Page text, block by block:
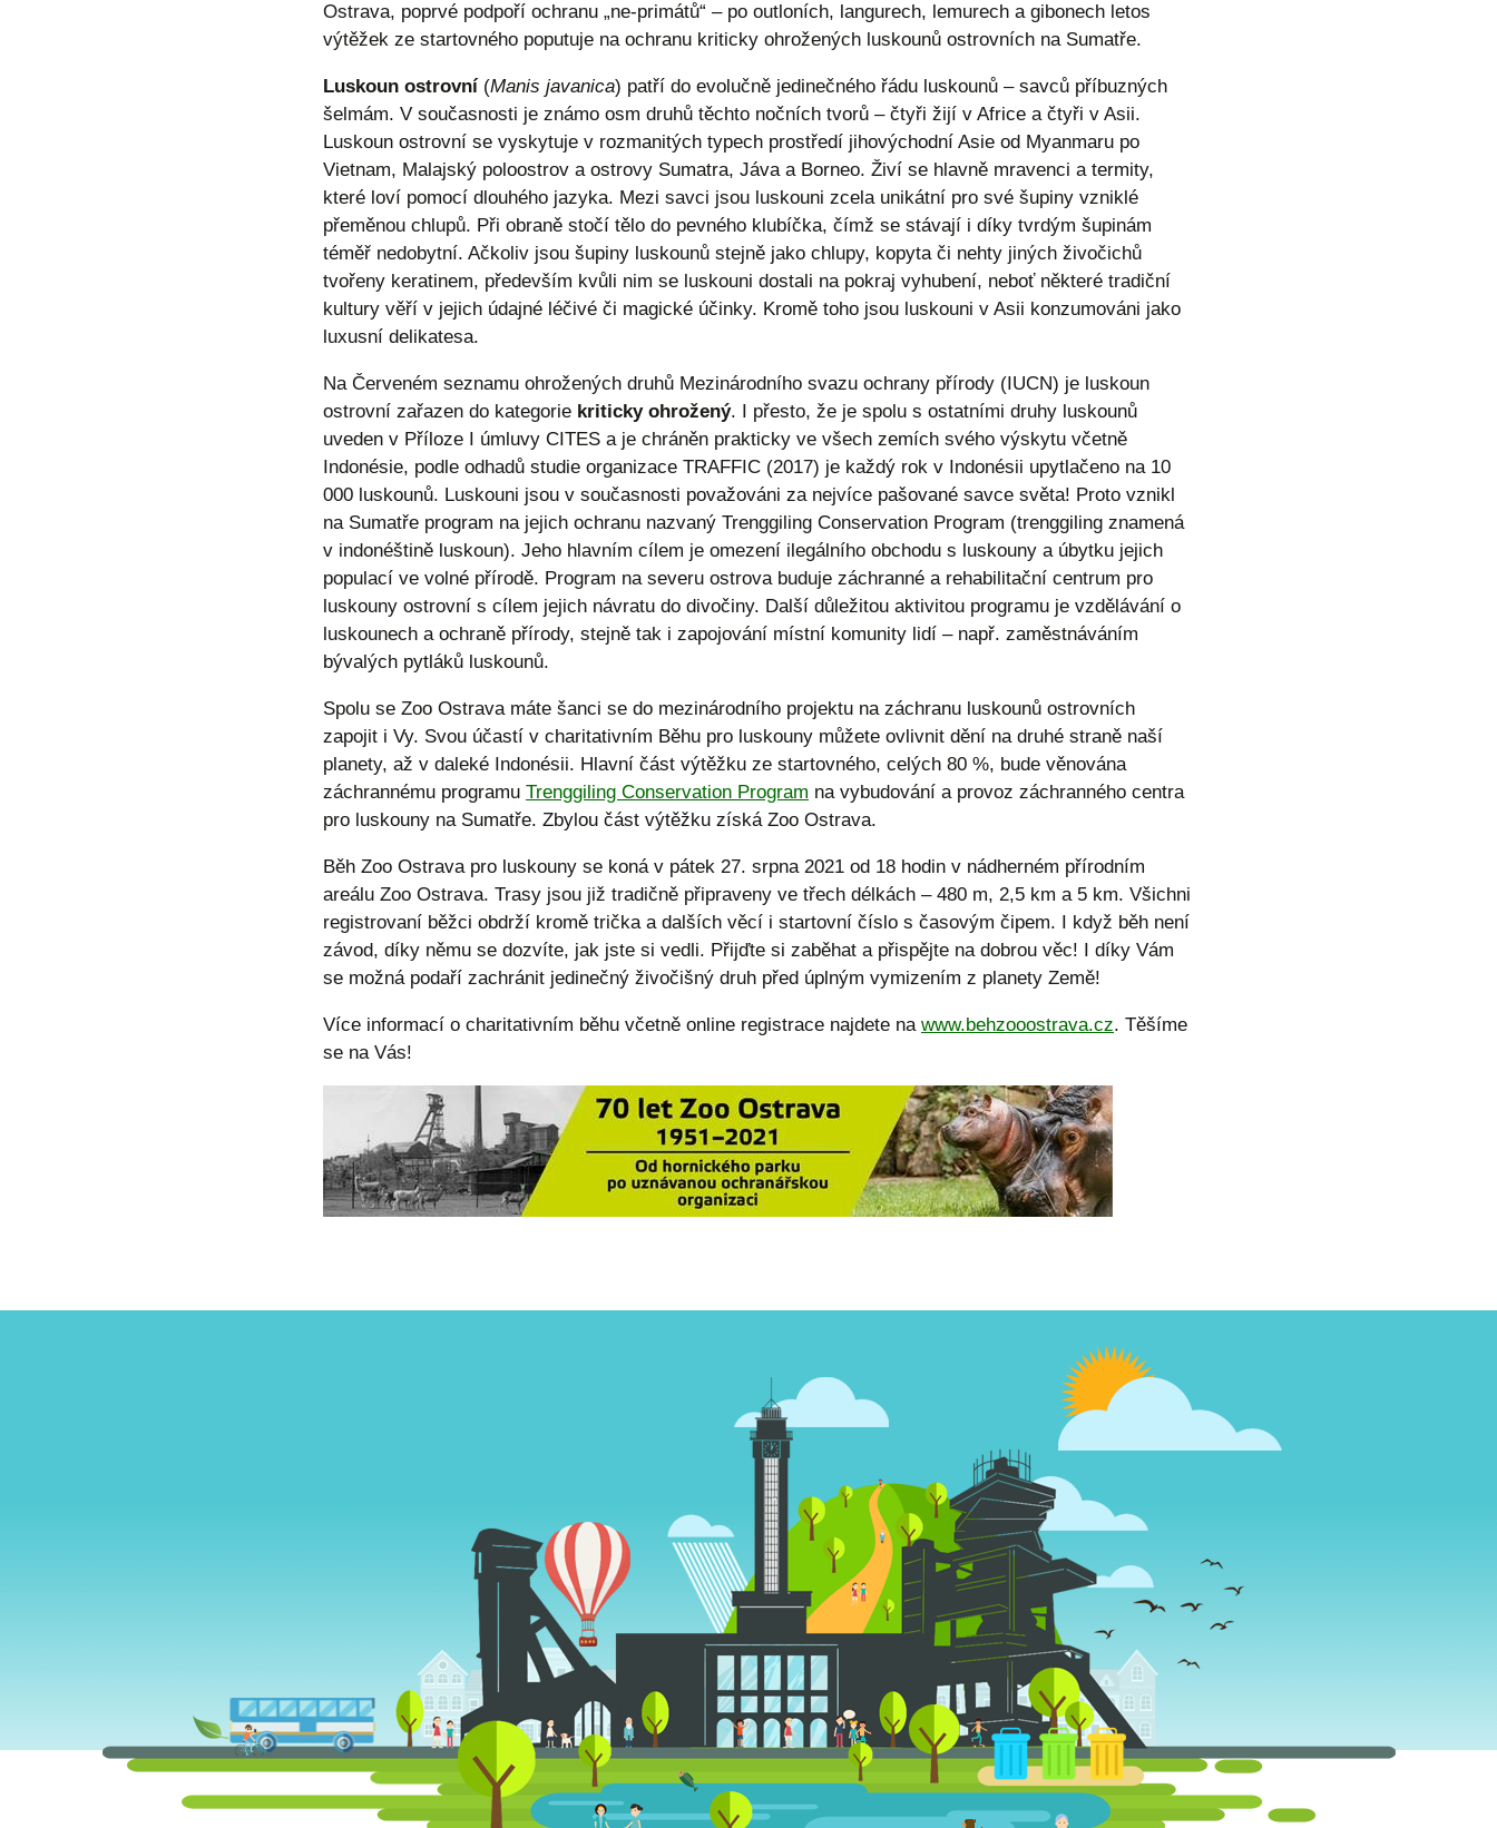
Ostrava, poprvé podpoří ochranu „ne-primátů“ – po outloních, langurech, lemurech a gibonech letos
výtěžek ze startovného poputuje na ochranu kriticky ohrožených luskounů ostrovních na Sumatře.
Luskoun ostrovní(Manis javanica) patří do evolučně jedinečného řádu luskounů – savců příbuzných
šelmám. V současnosti je známo osm druhů těchto nočních tvorů – čtyři žijí v Africe a čtyři v Asii.
Luskoun ostrovní se vyskytuje v rozmanitých typech prostředí jihovýchodní Asie od Myanmaru po
Vietnam, Malajský poloostrov a ostrovy Sumatra, Jáva a Borneo. Živí se hlavně mravenci a termity,
které loví pomocí dlouhého jazyka. Mezi savci jsou luskouni zcela unikátní pro své šupiny vzniklé
přeměnou chlupů. Při obraně stočí tělo do pevného klubíčka, čímž se stávají i díky tvrdým šupinám
téměř nedobytní. Ačkoliv jsou šupiny luskounů stejně jako chlupy, kopyta či nehty jiných živočichů
tvořeny keratinem, především kvůli nim se luskouni dostali na pokraj vyhubení, neboť některé tradiční
kultury věří v jejich údajné léčivé či magické účinky. Kromě toho jsou luskouni v Asii konzumováni jako
luxusní delikatesa.
Na Červeném seznamu ohrožených druhů Mezinárodního svazu ochrany přírody (IUCN) je luskoun
ostrovní zařazen do kategorie kriticky ohrožený. I přesto, že je spolu s ostatními druhy luskounů
uveden v Příloze I úmluvy CITES a je chráněn prakticky ve všech zemích svého výskytu včetně
Indonésie, podle odhadů studie organizace TRAFFIC (2017) je každý rok v Indonésii upytlačeno na 10
000 luskounů. Luskouni jsou v současnosti považováni za nejvíce pašované savce světa! Proto vznikl
na Sumatře program na jejich ochranu nazvaný Trenggiling Conservation Program (trenggiling znamená
v indonéštině luskoun). Jeho hlavním cílem je omezení ilegálního obchodu s luskouny a úbytku jejich
populací ve volné přírodě. Program na severu ostrova buduje záchranné a rehabilitační centrum pro
luskouny ostrovní s cílem jejich návratu do divočiny. Další důležitou aktivitou programu je vzdělávání o
luskounech a ochraně přírody, stejně tak i zapojování místní komunity lidí – např. zaměstnáváním
bývalých pytláků luskounů.
Spolu se Zoo Ostrava máte šanci se do mezinárodního projektu na záchranu luskounů ostrovních
zapojit i Vy. Svou účastí v charitativním Běhu pro luskouny můžete ovlivnit dění na druhé straně naší
planety, až v daleké Indonésii. Hlavní část výtěžku ze startovného, celých 80 %, bude věnována
záchrannému programu Trenggiling Conservation Program na vybudování a provoz záchranného centra
pro luskouny na Sumatře. Zbylou část výtěžku získá Zoo Ostrava.
Běh Zoo Ostrava pro luskouny se koná v pátek 27. srpna 2021 od 18 hodin v nádherném přírodním
areálu Zoo Ostrava. Trasy jsou již tradičně připraveny ve třech délkách – 480 m, 2,5 km a 5 km. Všichni
registrovaní běžci obdrží kromě trička a dalších věcí i startovní číslo s časovým čipem. I když běh není
závod, díky němu se dozvíte, jak jste si vedli. Přijďte si zaběhat a přispějte na dobrou věc! I díky Vám
se možná podaří zachránit jedinečný živočišný druh před úplným vymizením z planety Země!
Více informací o charitativním běhu včetně online registrace najdete na www.behzooostrava.cz. Těšíme
se na Vás!